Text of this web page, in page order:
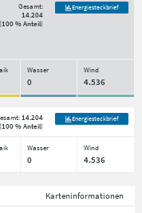
Gesamt:
14.204
(100 % Anteil)
Energiesteckbrief
Wasser Wind
0 4.536
14.204
(100 % Anteil)
Energiesteckbrief
Wasser Wind
0 4.536
Karteninformationen